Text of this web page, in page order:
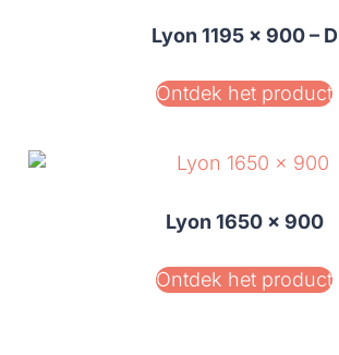
Lyon 1195 x 900 – D
Ontdek het product
Lyon 1650 x 900
Ontdek het product